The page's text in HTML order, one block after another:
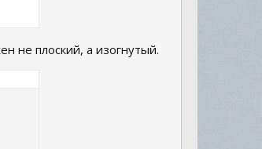
не плоский, а изогнутый.